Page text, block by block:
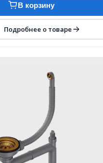
В корзину
Подробнее о товаре